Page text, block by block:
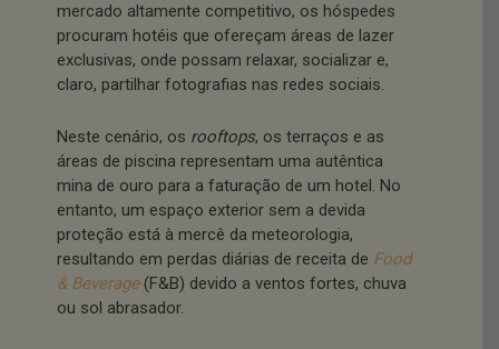
mercado altamente competitivo, os hóspedes
procuram hotéis que ofereçam áreas de lazer
exclusivas, onde possam relaxar, socializar e,
claro, partilhar fotografias nas redes sociais.
Neste cenário, os rooftops, os terraços e as
áreas de piscina representam uma autêntica
mina de ouro para a faturação de um hotel. No
entanto, um espaço exterior sem a devida
proteção está à mercê da meteorologia,
resultando em perdas diárias de receita de Food
& Beverage(F&B) devido a ventos fortes, chuva
ou sol abrasador.